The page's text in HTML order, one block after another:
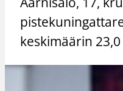
keskimäärin